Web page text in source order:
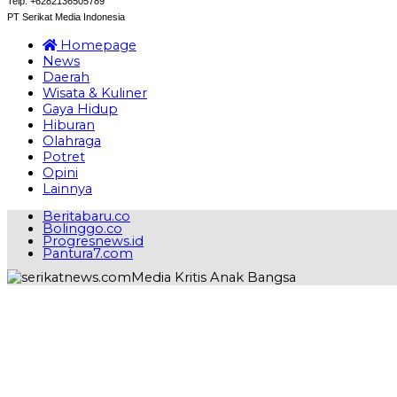
PT Serikat Media Indonesia
Homepage
News
Daerah
Wisata & Kuliner
Gaya Hidup
Hiburan
Olahraga
Potret
Opini
Lainnya
Beritabaru.co
Bolinggo.co
Progresnews.id
Pantura7.com